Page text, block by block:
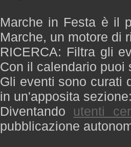
Marche in Festa è il
Marche, un motore di
RICERCA: Filtra gli
Con il calendario puoi
Gli eventi sono curati
in un'apposita sezione:
Diventando utenti
pubblicazione